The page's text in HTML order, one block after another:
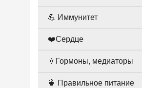
💪 Иммунитет
❤️Сердце
🔆Гормоны, медиаторы
🍵 Правильное питание